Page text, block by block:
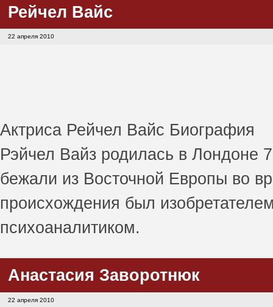
Рейчел Вайс
22 апреля 2010
Актриса Рейчел Вайс Биография
Рэйчел Вайз родилась в Лондоне
бежали из Восточной Европы во
происхождения был
психоаналитиком.
Анастасия Заворотнюк
22 апреля 2010